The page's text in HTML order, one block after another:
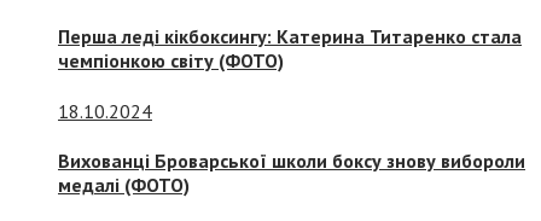
Перша леді кікбоксингу: Катерина Титаренко стала
чемпіонкою світу (ФОТО)
18.10.2024
Вихованці Броварської школи боксу знову вибороли
медалі (ФОТО)